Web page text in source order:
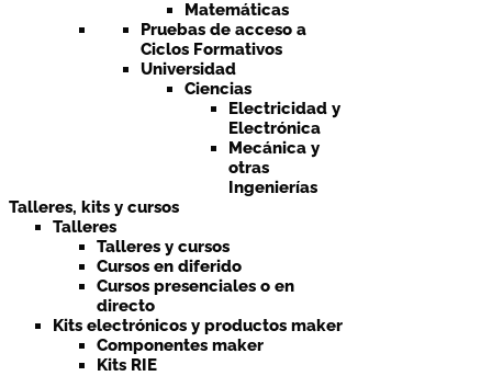
Matemáticas
Pruebas de acceso a
Ciclos Formativos
Universidad
Ciencias
Electricidad y
Electrónica
Mecánica y
otras
Ingenierías
Talleres, kits y cursos
Talleres
Talleres y cursos
Cursos en diferido
Cursos presenciales o en
directo
Kits electrónicos y productos maker
Componentes maker
Kits RIE